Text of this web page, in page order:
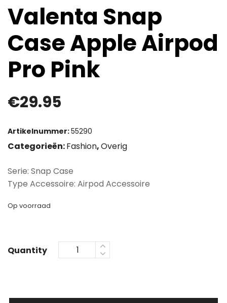
Valenta Snap
Case Apple Airpod
Pro Pink
€29.95
Artikelnummer:55290
Categorieën:Fashion,Overig
Serie: Snap Case
Type Accessoire: Airpod Accessoire
Op voorraad
Quantity